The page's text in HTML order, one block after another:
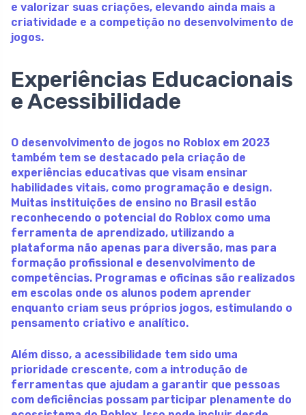
e valorizar suas criações, elevando ainda mais a
criatividade e a competição no desenvolvimento de
jogos.
Experiências Educacionais
e Acessibilidade
O desenvolvimento de jogos no Roblox em 2023
também tem se destacado pela criação de
experiências educativas que visam ensinar
habilidades vitais, como programação e design.
Muitas instituições de ensino no Brasil estão
reconhecendo o potencial do Roblox como uma
ferramenta de aprendizado, utilizando a
plataforma não apenas para diversão, mas para
formação profissional e desenvolvimento de
competências. Programas e oficinas são realizados
em escolas onde os alunos podem aprender
enquanto criam seus próprios jogos, estimulando o
pensamento criativo e analítico.
Além disso, a acessibilidade tem sido uma
prioridade crescente, com a introdução de
ferramentas que ajudam a garantir que pessoas
com deficiências possam participar plenamente do